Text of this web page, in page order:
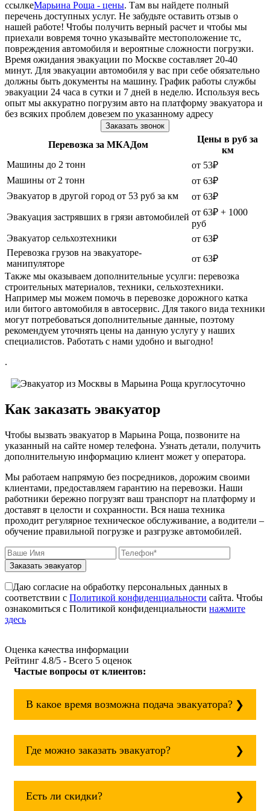
ссылкеМарьина Роща - цены. Там вы найдете полный
перечень доступных услуг. Не забудьте оставить отзыв о
нашей работе! Чтобы получить верный расчет и чтобы мы
приехали вовремя точно указывайте местоположение тс,
повреждения автомобиля и вероятные сложности погрузки.
Время ожидания эвакуации по Москве составляет 20-40
минут. Для эвакуации автомобиля у вас при себе обязательно
должны быть документы на машину. График работы службы
эвакуации 24 часа в сутки и 7 дней в неделю. Используя весь
опыт мы аккуратно погрузим авто на платформу эвакуатора и
без всяких проблем довезем по указанному адресу
Заказать звонок
Перевозка за МКАДом
Цены в руб за
км
Машины до 2 тонн
от 53₽
Машины от 2 тонн
от 63₽
Эвакуатор в другой город от 53 руб за км
от 63₽
Эвакуация застрявших в грязи автомобилей от 63₽ + 1000
руб
Эвакуатор сельхозтехники
от 63₽
Перевозка грузов на эвакуаторе-
манипуляторе
от 63₽
Также мы оказываем дополнительные усулги: перевозка
строительных материалов, техники, сельхозтехники.
Например мы можем помочь в перевозке дорожного катка
или битого автомобиля в автосервис. Для такого вида техники
могут потребоваться дополнительные данные, поэтому
рекомендуем уточнять цены на данную услугу у наших
специалистов. Работать с нами удобно и выгодно!
.
Как заказать эвакуатор
Чтобы вызвать эвакуатор в Марьина Роща, позвоните на
указанный на сайте номер телефона. Узнать детали, получить
дополнительную информацию клиент может у оператора.
Мы работаем напрямую без посредников, дорожим своими
клиентами, предоставляем гарантию на перевозки. Наши
работники бережно погрузят ваш транспорт на платформу и
доставят в целости и сохранности. Вся наша техника
проходит регулярное техническое обслуживание, а водители –
обучение правильной погрузке и разгрузке автомобилей.
Заказать эвакуатор
Даю согласие на обработку персональных данных в
соответствии с Политикой конфиденциальности сайта. Чтобы
ознакомиться с Политикой конфиденциальности нажмите
здесь
Оценка качества информации
Рейтинг 4.8/5 - Всего 5 оценок
Частые вопросы от клиентов:
В какое время возможна подача эвакуатора?
время. Марьина Роща всегда рядом!
Где можно заказать эвакуатор?
на любое расстояние звоните
Есть ли скидки?